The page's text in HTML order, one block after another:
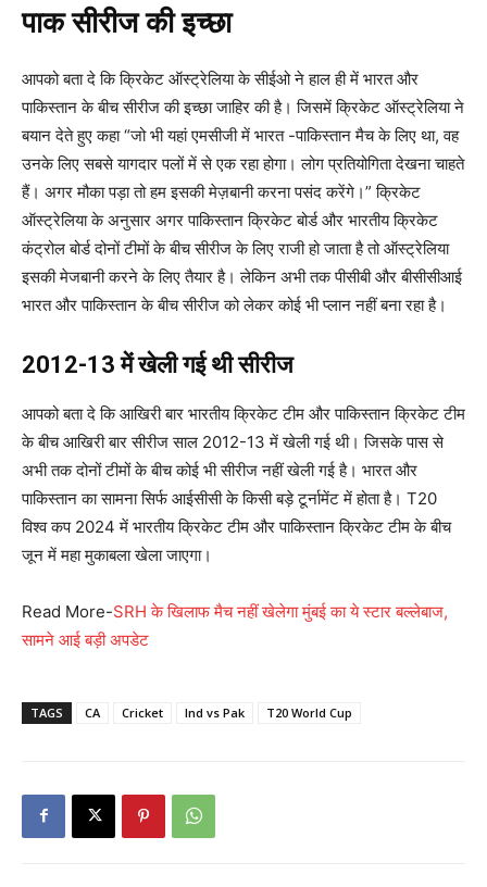
पाक सीरीज की इच्छा
आपको बता दे कि क्रिकेट ऑस्ट्रेलिया के सीईओ ने हाल ही में भारत और
पाकिस्तान के बीच सीरीज की इच्छा जाहिर की है। जिसमें क्रिकेट ऑस्ट्रेलिया ने
बयान देते हुए कहा “जो भी यहां एमसीजी में भारत -पाकिस्तान मैच के लिए था, वह
उनके लिए सबसे यागदार पलों में से एक रहा होगा। लोग प्रतियोगिता देखना चाहते
हैं। अगर मौका पड़ा तो हम इसकी मेज़बानी करना पसंद करेंगे।” क्रिकेट
ऑस्ट्रेलिया के अनुसार अगर पाकिस्तान क्रिकेट बोर्ड और भारतीय क्रिकेट
कंट्रोल बोर्ड दोनों टीमों के बीच सीरीज के लिए राजी हो जाता है तो ऑस्ट्रेलिया
इसकी मेजबानी करने के लिए तैयार है। लेकिन अभी तक पीसीबी और बीसीसीआई
भारत और पाकिस्तान के बीच सीरीज को लेकर कोई भी प्लान नहीं बना रहा है।
2012-13 में खेली गई थी सीरीज
आपको बता दे कि आखिरी बार भारतीय क्रिकेट टीम और पाकिस्तान क्रिकेट टीम
के बीच आखिरी बार सीरीज साल 2012-13 में खेली गई थी। जिसके पास से
अभी तक दोनों टीमों के बीच कोई भी सीरीज नहीं खेली गई है। भारत और
पाकिस्तान का सामना सिर्फ आईसीसी के किसी बड़े टूर्नामेंट में होता है। T20
विश्व कप 2024 में भारतीय क्रिकेट टीम और पाकिस्तान क्रिकेट टीम के बीच
जून में महा मुकाबला खेला जाएगा।
Read More-SRH के खिलाफ मैच नहीं खेलेगा मुंबई का ये स्टार बल्लेबाज,
सामने आई बड़ी अपडेट
TAGS CA Cricket Ind vs Pak T20 World Cup